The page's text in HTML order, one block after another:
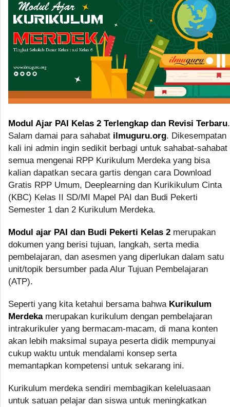
Modul Ajar PAI Kelas 2 Terlengkap dan Revisi Terbaru.
Salam damai para sahabat ilmuguru.org. Dikesempatan
kali ini admin ingin sedikit berbagi untuk sahabat-sahabat
semua mengenai RPP Kurikulum Merdeka yang bisa
kalian dapatkan secara gartis dengan cara Download
Gratis RPP Umum, Deeplearning dan Kurikikulum Cinta
(KBC) Kelas II SD/MI Mapel PAI dan Budi Pekerti
Semester 1 dan 2 Kurikulum Merdeka.
Modul ajar PAI dan Budi Pekerti Kelas 2 merupakan
dokumen yang berisi tujuan, langkah, serta media
pembelajaran, dan asesmen yang diperlukan dalam satu
unit/topik bersumber pada Alur Tujuan Pembelajaran
(ATP).
Seperti yang kita ketahui bersama bahwa Kurikulum
Merdekamerupakan kurikulum dengan pembelajaran
intrakurikuler yang bermacam-macam, di mana konten
akan lebih maksimal supaya peserta didik mempunyai
cukup waktu untuk mendalami konsep serta
memantapkan kompetensi untuk sekarang ini.
Kurikulum merdeka sendiri membagikan keleluasaan
untuk satuan pelajar dan siswa untuk meningkatkan